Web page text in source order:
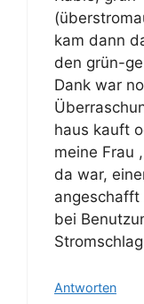
kam dann
den grün-
Dank war
haus kauft
meine Frau
da war,
angeschafft
bei
Antworten